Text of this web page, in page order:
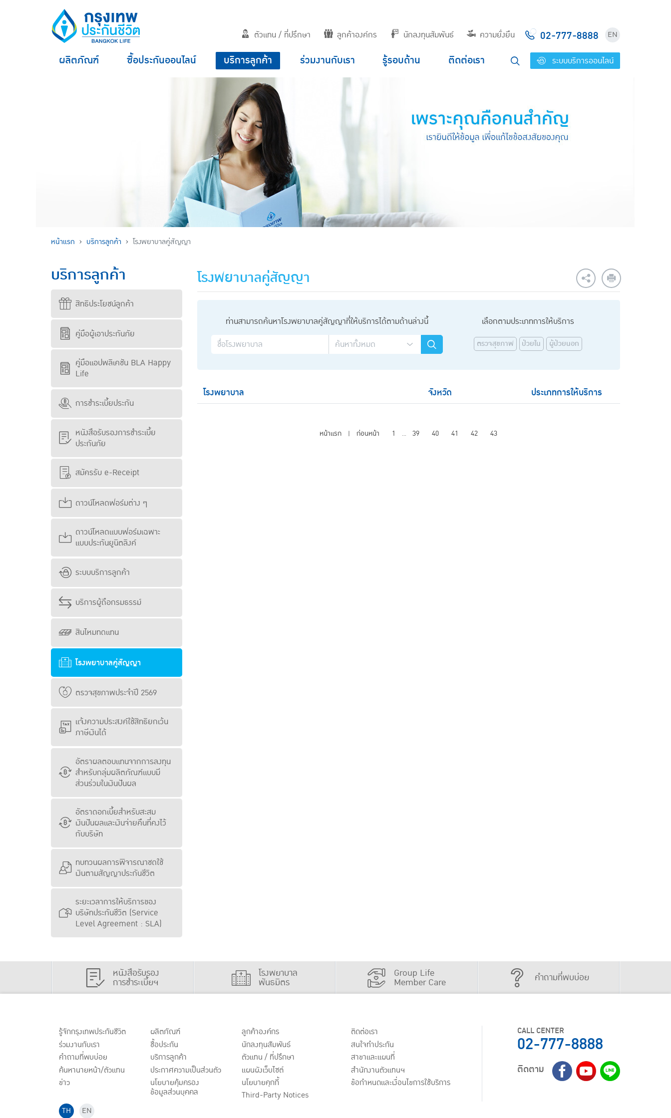
ตัวแทน / ที่ปรึกษา ลูกค้าองค์กร นักลงทุนสัมพันธ์ ความยั่งยืน 02-777-8888 EN
ผลิตภัณฑ์ ซื้อประกันออนไลน์ บริการลูกค้า ร่วมงานกับเรา รู้รอบด้าน ติดต่อเรา ระบบบริการออนไลน์
หน้าแรก บริการลูกค้า โรงพยาบาลคู่สัญญา
บริการลูกค้า
สิทธิประโยชน์ลูกค้า
คู่มือผู้เอาประกันภัย
คู่มือแอปพลิเคชัน BLA Happy
Life
การชำระเบี้ยประกัน
หนังสือรับรองการชำระเบี้ย
ประกันภัย
สมัครรับ e-Receipt
ดาวน์โหลดฟอร์มต่าง ๆ
ดาวน์โหลดแบบฟอร์มเฉพาะ
แบบประกันยูนิตลิงค์
ระบบบริการลูกค้า
บริการผู้ถือกรมธรรม์
สินไหมทดแทน
โรงพยาบาลคู่สัญญา
ตรวจสุขภาพประจำปี 2569
แจ้งความประสงค์ใช้สิทธิยกเว้น
ภาษีเงินได้
อัตราผลตอบแทนจากการลงทุน
สำหรับกลุ่มผลิตภัณฑ์แบบมี
ส่วนร่วมในเงินปันผล
อัตราดอกเบี้ยสำหรับสะสม
เงินปันผลและเงินจ่ายคืนที่คงไว้
กับบริษัท
ทบทวนผลการพิจารณาชดใช้
เงินตามสัญญาประกันชีวิต
ระยะเวลาการให้บริการของ
บริษัทประกันชีวิต (Service
Level Agreement : SLA)
โรงพยาบาลคู่สัญญา
ท่านสามารถค้นหาโรงพยาบาลคู่สัญญาที่ให้บริการได้ตามด้านล่างนี้ เลือกตามประเภทการให้บริการ
ตรวจสุขภาพ ป่วยใน ผู้ป่วยนอก
โรงพยาบาล จังหวัด ประเภทการให้บริการ
หน้าแรก | ก่อนหน้า 1 ... 39 40 41 42 43
หนังสือรับรอง
การชำระเบี้ยฯ
โรงพยาบาล
พันธมิตร
Group Life
Member Care คำถามที่พบบ่อย
รู้จักกรุงเทพประกันชีวิต
ร่วมงานกับเรา
คำถามที่พบบ่อย
ค้นหานายหน้า/ตัวแทน
ข่าว
ผลิตภัณฑ์
ชื้อประกัน
บริการลูกค้า
ประกาศความเป็นส่วนตัว
นโยบายคุ้มครอง
ข้อมูลส่วนบุคคล
ลูกค้าองค์กร
นักลงทุนสัมพันธ์
ตัวแทน / ที่ปรึกษา
แผนผังเว็บไซต์
นโยบายคุกกี้
Third-Party Notices
ติดต่อเรา
สนใจทำประกัน
สาขาและแผนที่
สำนักงานตัวแทนฯ
ข้อกำหนดและเงื่อนไขการใช้บริการ
CALL CENTER
02-777-8888
ติดตาม
TH EN